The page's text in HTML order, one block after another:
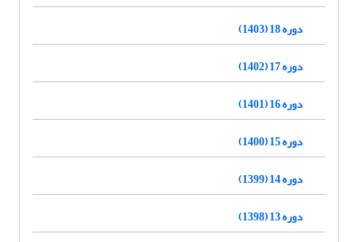
دوره 18 (1403)
دوره 17 (1402)
دوره 16 (1401)
دوره 15 (1400)
دوره 14 (1399)
دوره 13 (1398)